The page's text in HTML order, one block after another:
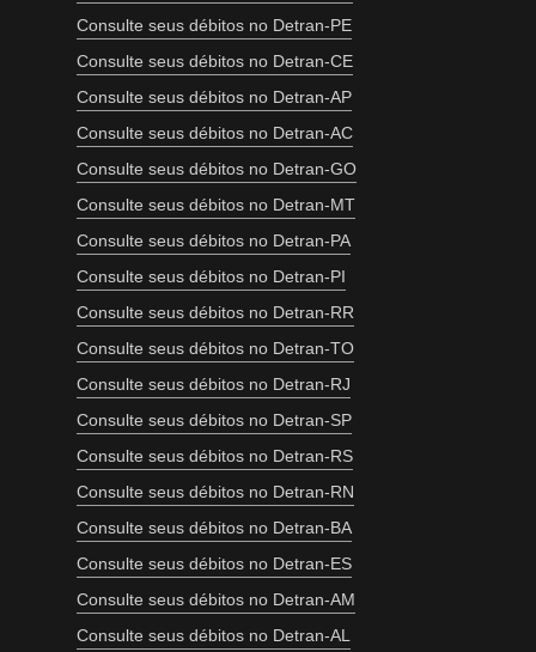
Consulte seus débitos no Detran-PE
Consulte seus débitos no Detran-CE
Consulte seus débitos no Detran-AP
Consulte seus débitos no Detran-AC
Consulte seus débitos no Detran-GO
Consulte seus débitos no Detran-MT
Consulte seus débitos no Detran-PA
Consulte seus débitos no Detran-PI
Consulte seus débitos no Detran-RR
Consulte seus débitos no Detran-TO
Consulte seus débitos no Detran-RJ
Consulte seus débitos no Detran-SP
Consulte seus débitos no Detran-RS
Consulte seus débitos no Detran-RN
Consulte seus débitos no Detran-BA
Consulte seus débitos no Detran-ES
Consulte seus débitos no Detran-AM
Consulte seus débitos no Detran-AL